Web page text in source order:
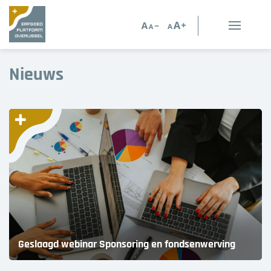
Verhalen
Kennis en advies
Kennisbank
Persoonlijk advies
Nieuws
Agenda
Nieuws
Geslaagd webinar Sponsoring en fondsenwerving